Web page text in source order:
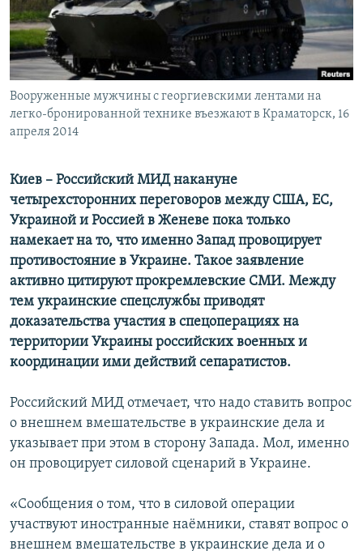
ПОБЕДИТЕЛЕЙ НЕ СУДЯТ?
КРЫМ.НЕПОКОРЕННЫЙ
ELIFBE
УКРАИНСКАЯ ПРОБЛЕМА КРЫМА
ПРИСОЕДИНЯЙТЕСЬ!
Все сайты RFE/RL
Вооруженные мужчины с георгиевскими лентами на
легко-бронированной технике въезжают в Краматорск, 16
апреля 2014
Киев – Российский МИД накануне
четырехсторонних переговоров между США, ЕС,
Украиной и Россией в Женеве пока только
намекает на то, что именно Запад провоцирует
противостояние в Украине. Такое заявление
активно цитируют прокремлевские СМИ. Между
тем украинские спецслужбы приводят
доказательства участия в спецоперациях на
территории Украины российских военных и
координации ими действий сепаратистов.
Российский МИД отмечает, что надо ставить вопрос
о внешнем вмешательстве в украинские дела и
указывает при этом в сторону Запада. Мол, именно
он провоцирует силовой сценарий в Украине.
«Сообщения о том, что в силовой операции
участвуют иностранные наёмники, ставят вопрос о
внешнем вмешательстве в украинские дела и о